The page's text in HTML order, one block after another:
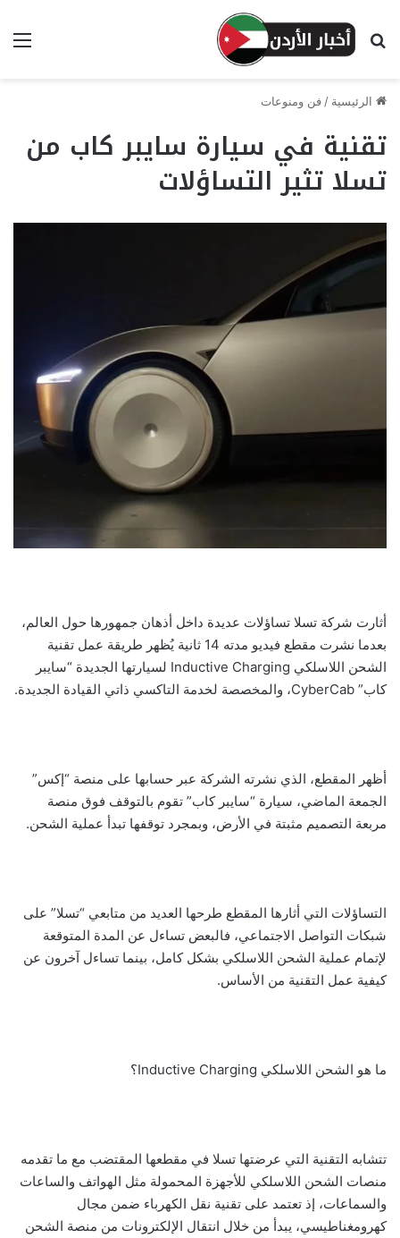
بحث عن
الرئيسية / فن ومنوعات
تقنية في سيارة سايبر كاب من
تسلا تثير التساؤلات
أثارت شركة تسلا تساؤلات عديدة داخل أذهان جمهورها حول العالم،
بعدما نشرت مقطع فيديو مدته 14 ثانية يُظهر طريقة عمل تقنية
الشحن اللاسلكي Inductive Charging لسيارتها الجديدة “سايبر
كاب” CyberCab، والمخصصة لخدمة التاكسي ذاتي القيادة الجديدة.
أظهر المقطع، الذي نشرته الشركة عبر حسابها على منصة “إكس”
الجمعة الماضي، سيارة “سايبر كاب” تقوم بالتوقف فوق منصة
مربعة التصميم مثبتة في الأرض، وبمجرد توقفها تبدأ عملية الشحن.
التساؤلات التي أثارها المقطع طرحها العديد من متابعي “تسلا” على
شبكات التواصل الاجتماعي، فالبعض تساءل عن المدة المتوقعة
لإتمام عملية الشحن اللاسلكي بشكل كامل، بينما تساءل آخرون عن
كيفية عمل التقنية من الأساس.
ما هو الشحن اللاسلكي Inductive Charging؟
تتشابه التقنية التي عرضتها تسلا في مقطعها المقتضب مع ما تقدمه
منصات الشحن اللاسلكي للأجهزة المحمولة مثل الهواتف والساعات
والسماعات، إذ تعتمد على تقنية نقل الكهرباء ضمن مجال
كهرومغناطيسي، يبدأ من خلال انتقال الإلكترونات من منصة الشحن